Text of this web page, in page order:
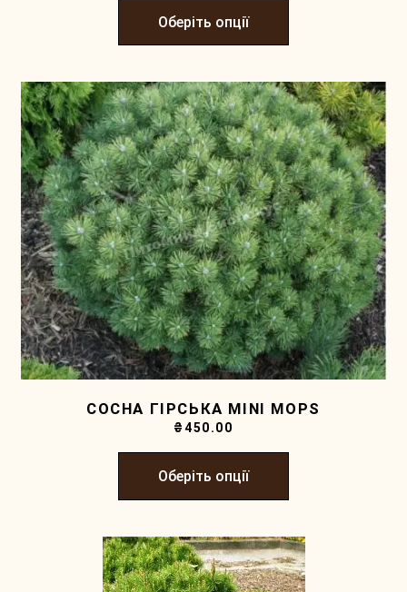
Оберіть опції
СОСНА ГІРСЬКА MINI MOPS
₴450.00
Оберіть опції